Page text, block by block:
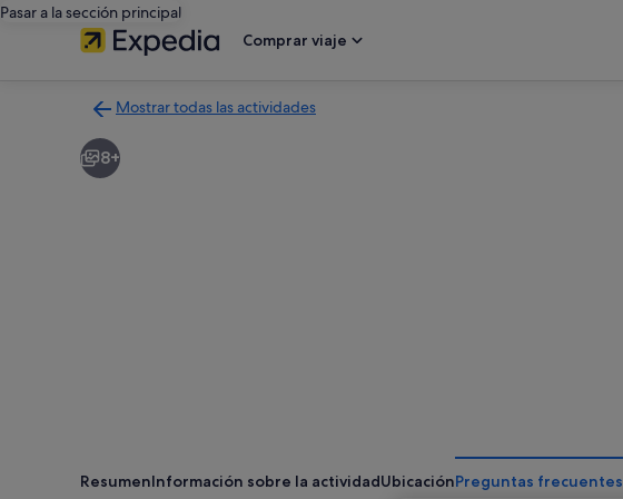
Pasar a la sección principal
Comprar viaje
Mostrar todas las actividades
a
la
8+
ResumenInformación sobre la actividadUbicaciónPreguntas frecuentes